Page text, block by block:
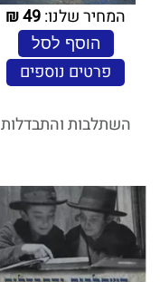
המחיר שלנו:49
₪
הוסף לסל
פרטים נוספים
השתלבות והתבדלות